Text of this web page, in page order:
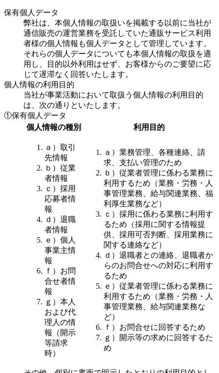
保有個人データ
弊社は、本個人情報の取扱いを掲載する以前に当社が
通信販売の運営業務を受託していた通販サービス利用
者様の個人情報も個人データとして管理しています。
それらの個人データについても本個人情報の取扱を適
用し、目的以外利用はせず、お客様からのご要望に応
じて遅滞なく回答いたします。
個人情報の利用目的
当社が事業活動において取扱う個人情報の利用目的
は、次の通りといたします。
①保有個人データ
個人情報の種別
利用目的
ａ）取引
先情報
ｂ）従業
者情報
ｃ）採用
応募者情
報
ｄ）退職
者情報
ｅ）個人
事業主情
報
ｆ）お問
合せ者情
報
ｇ）本人
および代
理人の情
報（開示
等請求
時）
ａ）業務管理、各種連絡、請
求、支払い管理のため
ｂ）従業者管理に係わる業務に
利用するため（業務・労務・人
事管理業務、給与関連業務、福
利厚生業務など）
ｃ）採用に係わる業務に利用す
るため（採用に関する情報提
供、採用可否判断、採用業務に
関する連絡など）
ｄ）退職者との連絡、退職者か
らのお問合せへの対応に利用す
るため
ｅ）従業者管理に係わる業務に
利用するため（業務・労務・人
事管理業務、給与関連業務な
ど）
ｆ）お問合せに回答するため
ｇ）開示等の求めに回答するた
め